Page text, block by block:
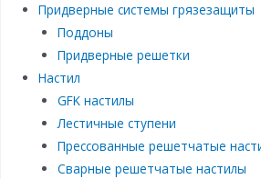
Придверные системы грязезащиты
Поддоны
Придверные решетки
Настил
GFK настилы
Лестичные ступени
Прессованные решетчатые
Сварные решетчатые настилы